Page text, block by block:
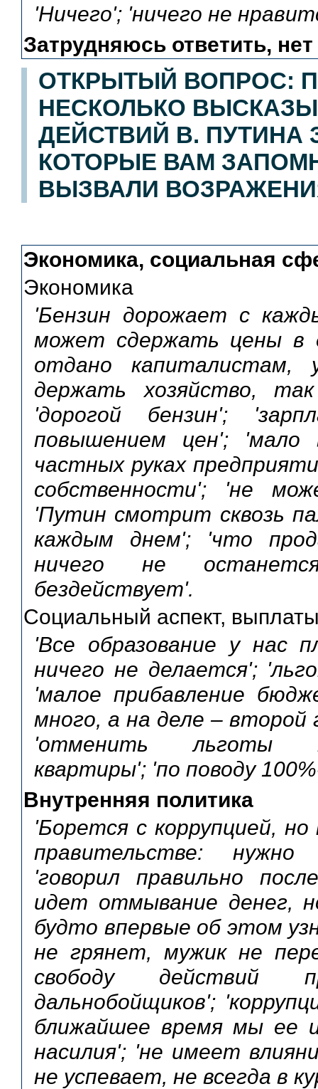
'Ничего'; 'ничего не
Затрудняюсь ответить, нет
ОТКРЫТЫЙ ВОПРОС:
НЕСКОЛЬКО
ДЕЙСТВИЙ В.
КОТОРЫЕ ВАМ
ВЫЗВАЛИ
Экономика, социальная
Экономика
'Бензин дорожает с
может сдержать цены в
отдано
держать хозяйство,
'дорогой бензин';
повышением цен'; 'мало
частных руках
собственности'; 'не
'Путин смотрит сквозь
каждым днем'; 'что
ничего не
бездействует'.
Социальный аспект,
'Все образование у нас
ничего не делается';
'малое прибавление
много, а на деле – второй
'отменить льготы
квартиры'; 'по поводу
Внутренняя политика
'Борется с коррупцией,
правительстве:
'говорил правильно
идет отмывание денег,
будто впервые об этом
не грянет, мужик не
свободу действий
дальнобойщиков';
ближайшее время мы ее
насилия'; 'не имеет
не успевает, не всегда в